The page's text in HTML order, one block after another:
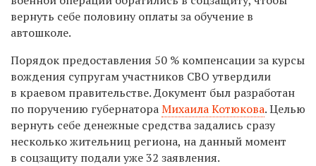
вернуть себе половину оплаты за обучение в
автошколе.
Порядок предоставления 50 % компенсации за курсы
вождения супругам участников СВО утвердили
в краевом правительстве. Документ был разработан
по поручению губернатораМихаила Котюкова. Целью
вернуть себе денежные средства задались сразу
несколько жительниц региона, на данный момент
в соцзащиту подали уже 32 заявления.